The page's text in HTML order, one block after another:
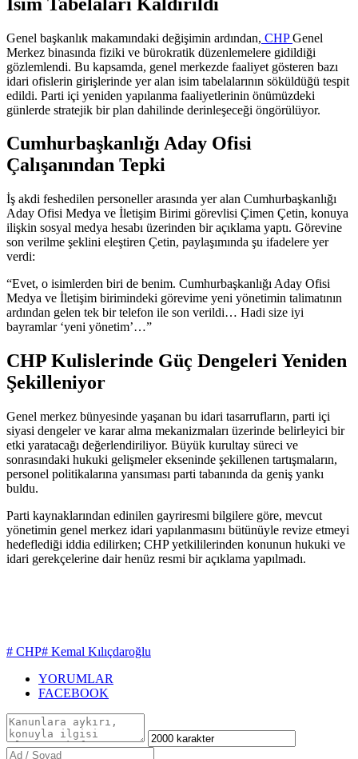
Genel başkanlık makamındaki değişimin ardından, CHPGenel
Merkez binasında fiziki ve bürokratik düzenlemelere gidildiği
gözlemlendi. Bu kapsamda, genel merkezde faaliyet gösteren bazı
idari ofislerin girişlerinde yer alan isim tabelalarının söküldüğü tespit
edildi. Parti içi yeniden yapılanma faaliyetlerinin önümüzdeki
günlerde stratejik bir plan dahilinde derinleşeceği öngörülüyor.
Cumhurbaşkanlığı Aday Ofisi
Çalışanından Tepki
İş akdi feshedilen personeller arasında yer alan Cumhurbaşkanlığı
Aday Ofisi Medya ve İletişim Birimi görevlisi Çimen Çetin, konuya
ilişkin sosyal medya hesabı üzerinden bir açıklama yaptı. Görevine
son verilme şeklini eleştiren Çetin, paylaşımında şu ifadelere yer
verdi:
“Evet, o isimlerden biri de benim. Cumhurbaşkanlığı Aday Ofisi
Medya ve İletişim birimindeki görevime yeni yönetimin talimatının
ardından gelen tek bir telefon ile son verildi… Hadi size iyi
bayramlar ‘yeni yönetim’…”
CHP Kulislerinde Güç Dengeleri Yeniden
Şekilleniyor
Genel merkez bünyesinde yaşanan bu idari tasarrufların, parti içi
siyasi dengeler ve karar alma mekanizmaları üzerinde belirleyici bir
etki yaratacağı değerlendiriliyor. Büyük kurultay süreci ve
sonrasındaki hukuki gelişmeler ekseninde şekillenen tartışmaların,
personel politikalarına yansıması parti tabanında da geniş yankı
buldu.
Parti kaynaklarından edinilen gayriresmi bilgilere göre, mevcut
yönetimin genel merkez idari yapılanmasını bütünüyle revize etmeyi
hedeflediği iddia edilirken; CHP yetkililerinden konunun hukuki ve
idari gerekçelerine dair henüz resmi bir açıklama yapılmadı.
# CHP# Kemal Kılıçdaroğlu
YORUMLAR
FACEBOOK